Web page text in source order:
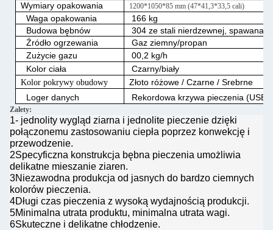
Wymiary opakowania
1200*1050*85 mm (47*41,3*33,5 cali)
Waga opakowania
166 kg
Budowa bębnów
304 ze stali nierdzewnej, spawana
Źródło ogrzewania
Gaz ziemny/propan
Zużycie gazu
00,2 kg/h
Kolor ciała
Czarny/biały
Kolor pokrywy obudowy
Złoto różowe / Czarne / Srebrne
Loger danych
Rekordowa krzywa pieczenia (USB
Zalety:
1- jednolity wygląd ziarna i jednolite pieczenie dzięki
połączonemu zastosowaniu ciepła poprzez konwekcję i
przewodzenie.
2Specyficzna konstrukcja bębna pieczenia umożliwia
delikatne mieszanie ziaren.
3Niezawodna produkcja od jasnych do bardzo ciemnych
kolorów pieczenia.
4Długi czas pieczenia z wysoką wydajnością produkcji.
5Minimalna utrata produktu, minimalna utrata wagi.
6Skuteczne i delikatne chłodzenie.